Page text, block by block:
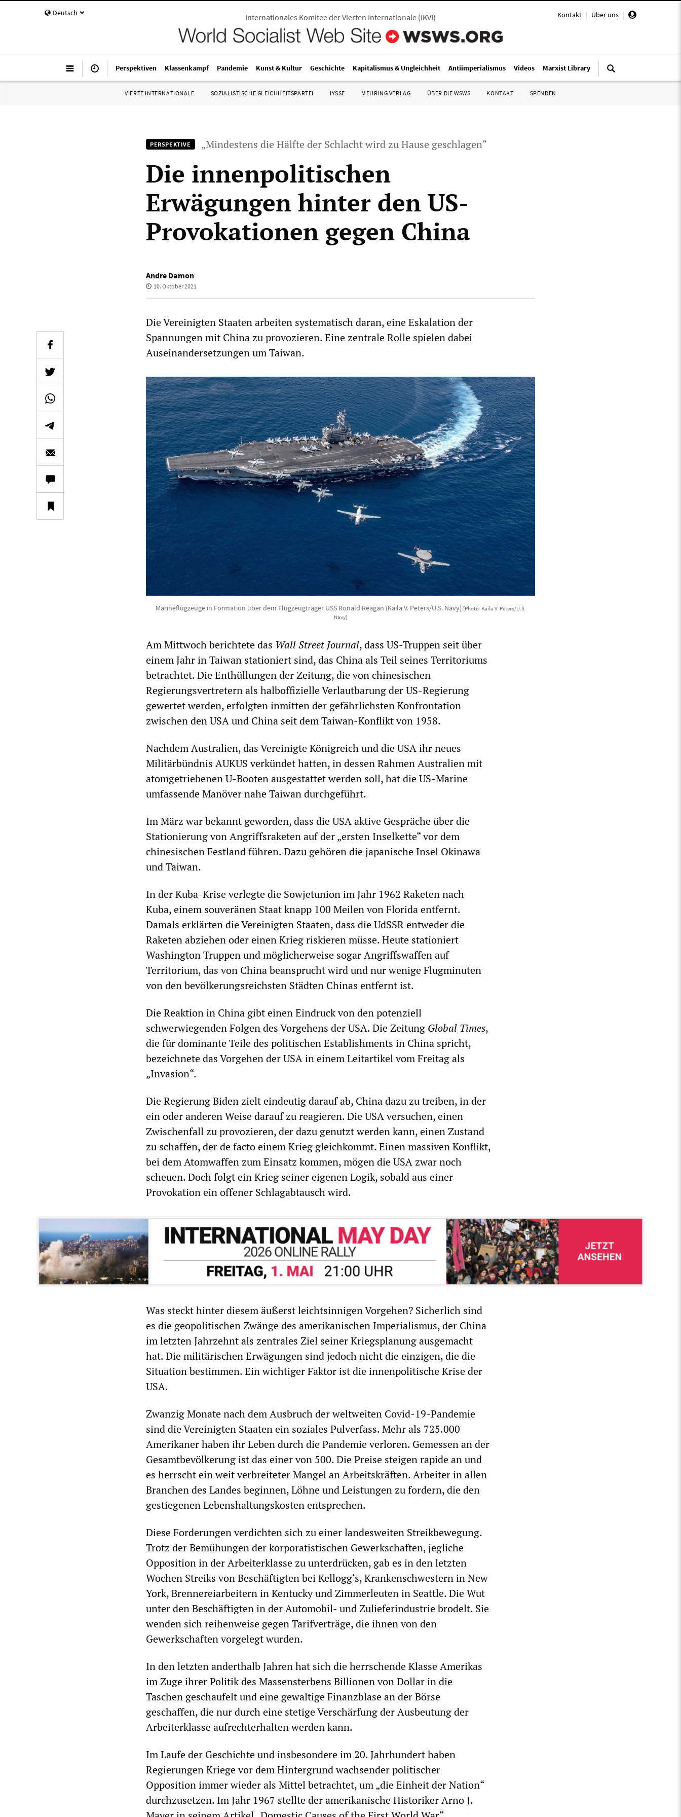
Deutsch Kontakt | Über uns |
Internationales Komitee der Vierten Internationale (IKVI)
Perspektiven Klassenkampf Pandemie Kunst & Kultur Geschichte Kapitalismus & Ungleichheit Antiimperialismus Videos Marxist Library
VIERTE INTERNATIONALE SOZIALISTISCHE GLEICHHEITSPARTEI IYSSE MEHRING VERLAG ÜBER DIE WSWS KONTAKT SPENDEN
PERSPEKTIVE „Mindestens die Hälfte der Schlacht wird zu Hause geschlagen“
Die innenpolitischen
Erwägungen hinter den US-
Provokationen gegen China
Andre Damon
10. Oktober 2021
Die Vereinigten Staaten arbeiten systematisch daran, eine Eskalation der
Spannungen mit China zu provozieren. Eine zentrale Rolle spielen dabei
Auseinandersetzungen um Taiwan.
Marineflugzeuge in Formation über dem Flugzeugträger USS Ronald Reagan (Kaila V. Peters/U.S. Navy) [Photo: Kaila V. Peters/U.S.
Navy]
Am Mittwoch berichtete das Wall Street Journal, dass US-Truppen seit über
einem Jahr in Taiwan stationiert sind, das China als Teil seines Territoriums
betrachtet. Die Enthüllungen der Zeitung, die von chinesischen
Regierungsvertretern als halboffizielle Verlautbarung der US-Regierung
gewertet werden, erfolgten inmitten der gefährlichsten Konfrontation
zwischen den USA und China seit dem Taiwan-Konflikt von 1958.
Nachdem Australien, das Vereinigte Königreich und die USA ihr neues
Militärbündnis AUKUS verkündet hatten, in dessen Rahmen Australien mit
atomgetriebenen U-Booten ausgestattet werden soll, hat die US-Marine
umfassende Manöver nahe Taiwan durchgeführt.
Im März war bekannt geworden, dass die USA aktive Gespräche über die
Stationierung von Angriffsraketen auf der „ersten Inselkette“ vor dem
chinesischen Festland führen. Dazu gehören die japanische Insel Okinawa
und Taiwan.
In der Kuba-Krise verlegte die Sowjetunion im Jahr 1962 Raketen nach
Kuba, einem souveränen Staat knapp 100 Meilen von Florida entfernt.
Damals erklärten die Vereinigten Staaten, dass die UdSSR entweder die
Raketen abziehen oder einen Krieg riskieren müsse. Heute stationiert
Washington Truppen und möglicherweise sogar Angriffswaffen auf
Territorium, das von China beansprucht wird und nur wenige Flugminuten
von den bevölkerungsreichsten Städten Chinas entfernt ist.
Die Reaktion in China gibt einen Eindruck von den potenziell
schwerwiegenden Folgen des Vorgehens der USA. Die Zeitung Global Times,
die für dominante Teile des politischen Establishments in China spricht,
bezeichnete das Vorgehen der USA in einem Leitartikel vom Freitag als
„Invasion“.
Die Regierung Biden zielt eindeutig darauf ab, China dazu zu treiben, in der
ein oder anderen Weise darauf zu reagieren. Die USA versuchen, einen
Zwischenfall zu provozieren, der dazu genutzt werden kann, einen Zustand
zu schaffen, der de facto einem Krieg gleichkommt. Einen massiven Konflikt,
bei dem Atomwaffen zum Einsatz kommen, mögen die USA zwar noch
scheuen. Doch folgt ein Krieg seiner eigenen Logik, sobald aus einer
Provokation ein offener Schlagabtausch wird.
Was steckt hinter diesem äußerst leichtsinnigen Vorgehen? Sicherlich sind
es die geopolitischen Zwänge des amerikanischen Imperialismus, der China
im letzten Jahrzehnt als zentrales Ziel seiner Kriegsplanung ausgemacht
hat. Die militärischen Erwägungen sind jedoch nicht die einzigen, die die
Situation bestimmen. Ein wichtiger Faktor ist die innenpolitische Krise der
USA.
Zwanzig Monate nach dem Ausbruch der weltweiten Covid-19-Pandemie
sind die Vereinigten Staaten ein soziales Pulverfass. Mehr als 725.000
Amerikaner haben ihr Leben durch die Pandemie verloren. Gemessen an der
Gesamtbevölkerung ist das einer von 500. Die Preise steigen rapide an und
es herrscht ein weit verbreiteter Mangel an Arbeitskräften. Arbeiter in allen
Branchen des Landes beginnen, Löhne und Leistungen zu fordern, die den
gestiegenen Lebenshaltungskosten entsprechen.
Diese Forderungen verdichten sich zu einer landesweiten Streikbewegung.
Trotz der Bemühungen der korporatistischen Gewerkschaften, jegliche
Opposition in der Arbeiterklasse zu unterdrücken, gab es in den letzten
Wochen Streiks von Beschäftigten bei Kellogg‘s, Krankenschwestern in New
York, Brennereiarbeitern in Kentucky und Zimmerleuten in Seattle. Die Wut
unter den Beschäftigten in der Automobil- und Zulieferindustrie brodelt. Sie
wenden sich reihenweise gegen Tarifverträge, die ihnen von den
Gewerkschaften vorgelegt wurden.
In den letzten anderthalb Jahren hat sich die herrschende Klasse Amerikas
im Zuge ihrer Politik des Massensterbens Billionen von Dollar in die
Taschen geschaufelt und eine gewaltige Finanzblase an der Börse
geschaffen, die nur durch eine stetige Verschärfung der Ausbeutung der
Arbeiterklasse aufrechterhalten werden kann.
Im Laufe der Geschichte und insbesondere im 20. Jahrhundert haben
Regierungen Kriege vor dem Hintergrund wachsender politischer
Opposition immer wieder als Mittel betrachtet, um „die Einheit der Nation“
durchzusetzen. Im Jahr 1967 stellte der amerikanische Historiker Arno J.